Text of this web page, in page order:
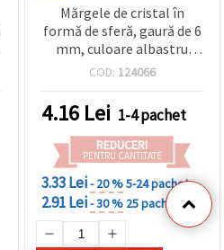
Mărgele de cristal în
formă de sferă, gaură de 6
mm, culoare albastru
deschis, curcubeu - 20
COD: 124066
4.16 Lei 1-4 pachet
REDUCERI
PENTRU CANTITATE
3.33 Lei- 20 %5-24 pachet
2.91 Lei- 30 % 25 pachet +